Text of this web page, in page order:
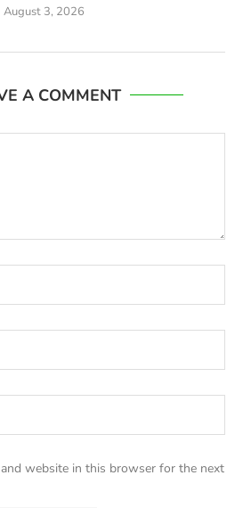
August 3, 2026
A COMMENT
and website in this browser for the next